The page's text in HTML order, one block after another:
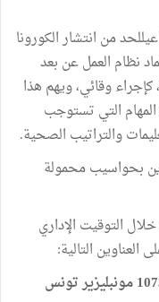
من انتشار الكورونا
نظام العمل عن بعد
ابتداء من يوم الغد الأربعاء 18 مارس 2020، كإجراء وقائي، ويهم هذا
التي تستوجب
والتراتيب الصحية.
بحواسيب محمولة
التوقيت الإداري
العناوين التالية: